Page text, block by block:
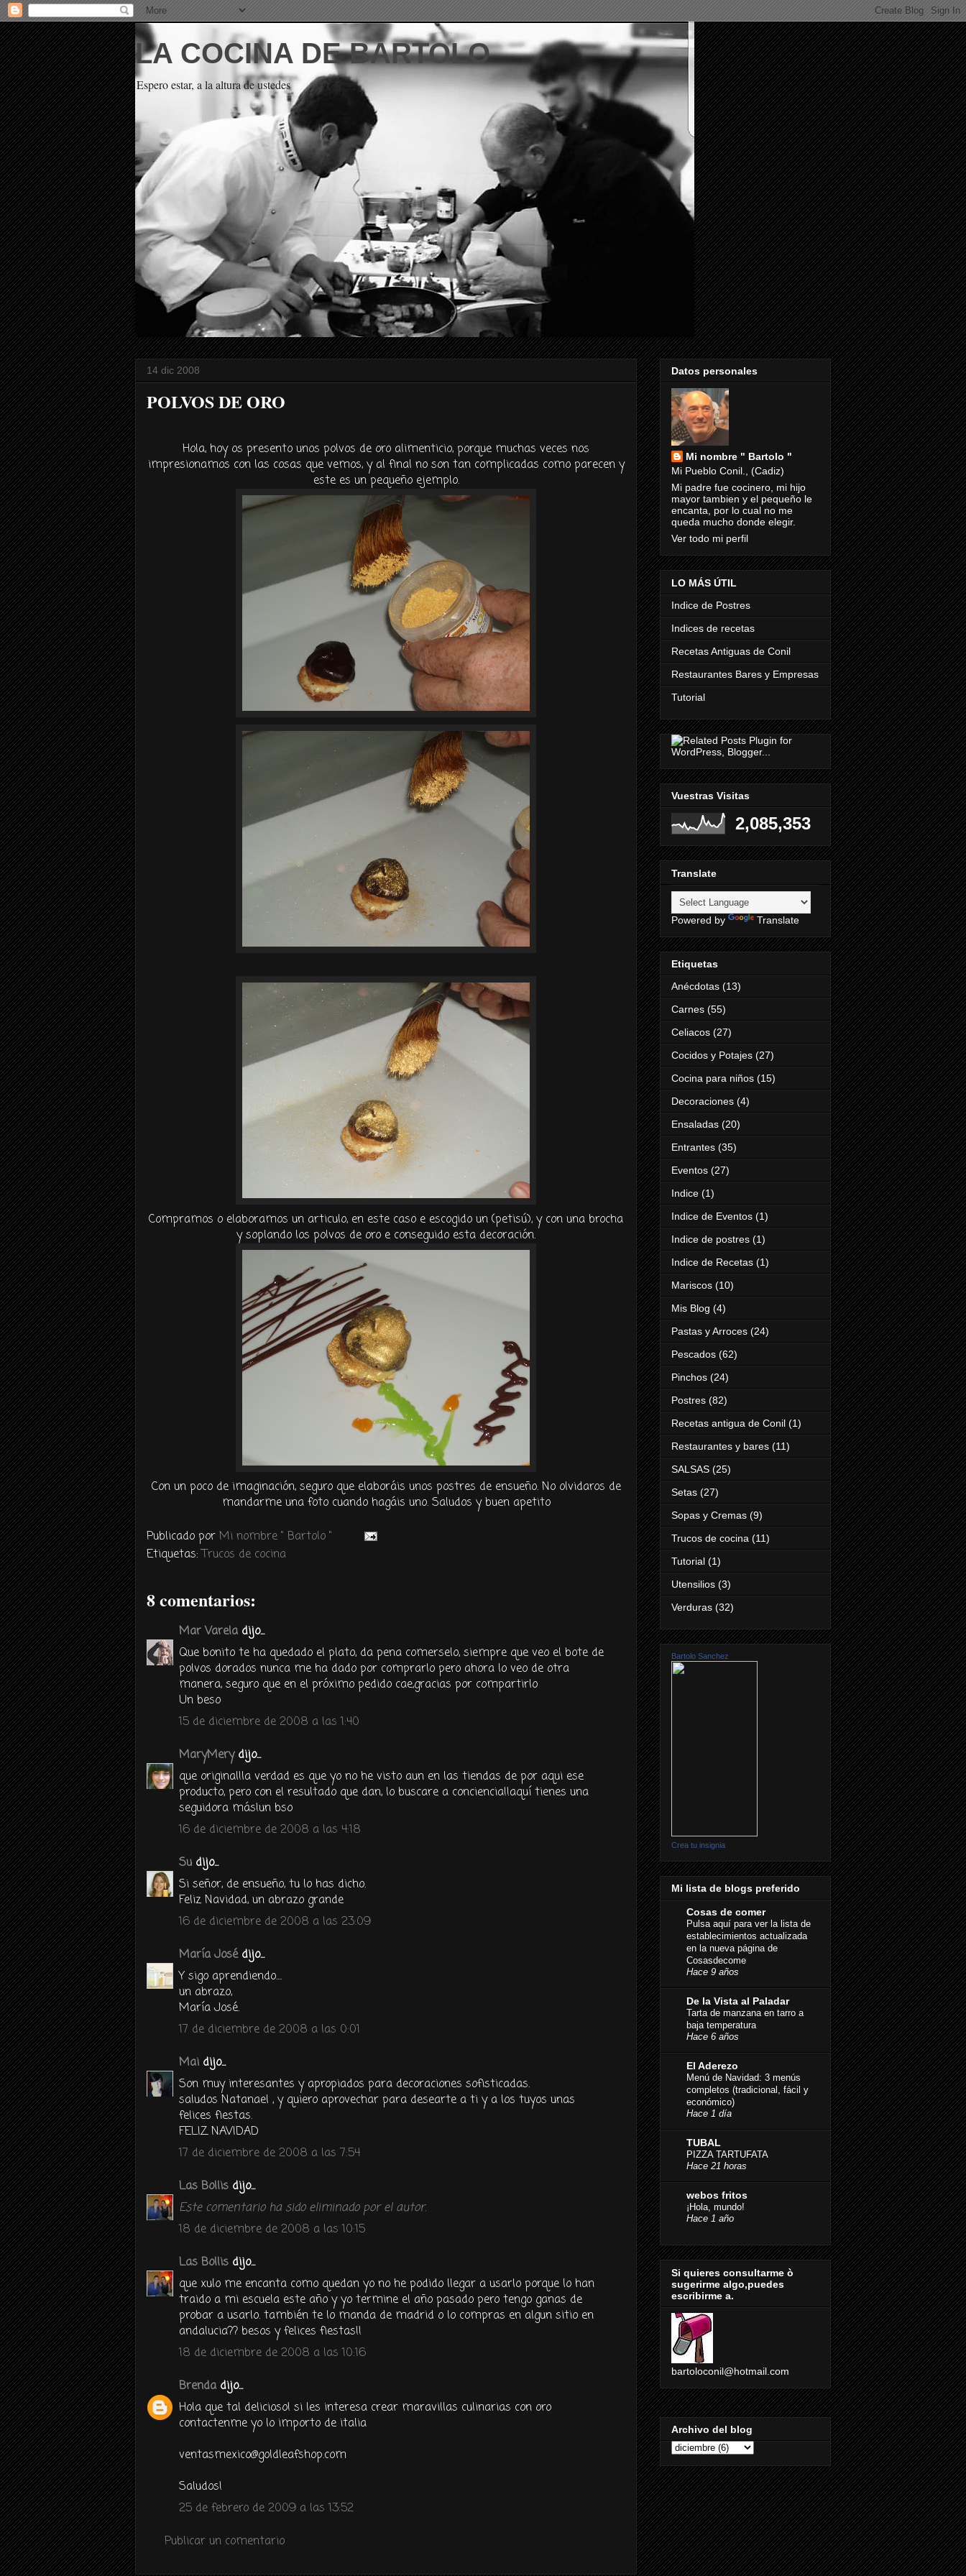
LA COCINA DE BARTOLO
Espero estar, a la altura de ustedes
14 dic 2008
POLVOS DE ORO
Hola, hoy os presento unos polvos de oro alimenticio, porque muchas veces nos
impresionamos con las cosas que vemos, y al final no son tan complicadas como parecen y
este es un pequeño ejemplo.
Compramos o elaboramos un articulo, en este caso e escogido un (petisú), y con una brocha
y soplando los polvos de oro e conseguido esta decoración.
Con un poco de imaginación, seguro que elaboráis unos postres de ensueño. No olvidaros de
mandarme una foto cuando hagáis uno. Saludos y buen apetito
Publicado por Mi nombre " Bartolo "
Etiquetas:Trucos de cocina
8 comentarios:
Mar Varela dijo...
Que bonito te ha quedado el plato, da pena comerselo, siempre que veo el bote de
polvos dorados nunca me ha dado por comprarlo pero ahora lo veo de otra
manera, seguro que en el próximo pedido cae,gracias por compartirlo
Un beso
15 de diciembre de 2008 a las 1:40
MaryMerydijo...
que original!la verdad es que yo no he visto aun en las tiendas de por aqui ese
producto, pero con el resultado que dan, lo buscare a conciencia!!aquí tienes una
seguidora más!un bso
16 de diciembre de 2008 a las 4:18
Sudijo...
Si señor, de ensueño, tu lo has dicho.
Feliz Navidad, un abrazo grande
16 de diciembre de 2008 a las 23:09
María Josédijo...
Y sigo aprendiendo....
un abrazo,
María José.
17 de diciembre de 2008 a las 0:01
Mai dijo...
Son muy interesantes y apropiados para decoraciones sofisticadas.
saludos Natanael , y quiero aprovechar para desearte a ti y a los tuyos unas
felices fiestas.
FELIZ NAVIDAD
17 de diciembre de 2008 a las 7:54
Las Bollis dijo...
Este comentario ha sido eliminado por el autor.
18 de diciembre de 2008 a las 10:15
Las Bollis dijo...
que xulo me encanta como quedan yo no he podido llegar a usarlo porque lo han
traido a mi escuela este año y yo termine el año pasado pero tengo ganas de
probar a usarlo. también te lo manda de madrid o lo compras en algun sitio en
andalucia?? besos y felices fiestas!!
18 de diciembre de 2008 a las 10:16
Brenda dijo...
Hola que tal delicioso! si les interesa crear maravillas culinarias con oro
contactenme yo lo importo de italia
ventasmexico@goldleafshop.com
Saludos!
25 de febrero de 2009 a las 13:52
Publicar un comentario
Datos personales
Mi nombre " Bartolo "
Mi Pueblo Conil., (Cadiz)
Mi padre fue cocinero, mi hijo
mayor tambien y el pequeño le
encanta, por lo cual no me
queda mucho donde elegir.
Ver todo mi perfil
LO MÁS ÚTIL
Indice de Postres
Indices de recetas
Recetas Antiguas de Conil
Restaurantes Bares y Empresas
Tutorial
Vuestras Visitas
2,085,353
Translate
Powered by Translate
Etiquetas
Anécdotas (13)
Carnes (55)
Celiacos (27)
Cocidos y Potajes (27)
Cocina para niños (15)
Decoraciones (4)
Ensaladas (20)
Entrantes (35)
Eventos (27)
Indice (1)
Indice de Eventos (1)
Indice de postres (1)
Indice de Recetas (1)
Mariscos (10)
Mis Blog (4)
Pastas y Arroces (24)
Pescados (62)
Pinchos (24)
Postres (82)
Recetas antigua de Conil (1)
Restaurantes y bares (11)
SALSAS (25)
Setas (27)
Sopas y Cremas (9)
Trucos de cocina (11)
Tutorial (1)
Utensilios (3)
Verduras (32)
Bartolo Sanchez
Crea tu insignia
Mi lista de blogs preferido
Cosas de comer
Pulsa aquí para ver la lista de
establecimientos actualizada
en la nueva página de
Cosasdecome
Hace 9 años
De la Vista al Paladar
Tarta de manzana en tarro a
baja temperatura
Hace 6 años
El Aderezo
Menú de Navidad: 3 menús
completos (tradicional, fácil y
económico)
Hace 1 día
TUBAL
PIZZA TARTUFATA
Hace 21 horas
webos fritos
¡Hola, mundo!
Hace 1 año
Si quieres consultarme ò
sugerirme algo,puedes
escribirme a.
bartoloconil@hotmail.com
Archivo del blog